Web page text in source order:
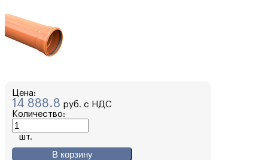
Цена:
14 888.8 руб. с НДС
Количество:
шт.
В корзину